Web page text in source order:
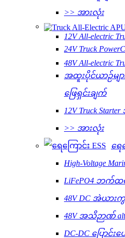
>> အားလုံး
12V All-electric
24V Truck
48V All-electric
အထူးပိုင်ယာဉ်မ
ဖြေရှင်းချက်
12V Truck
>> အားလုံး
ရေ
High-Voltage
LiFePO4 ဘက်ထ
48V DC အဲယားကွ
48V အသိဉာဏ်
DC-DC ပြောင်း